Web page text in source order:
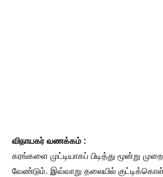
விநாயகர் வணக்கம் :
கரங்களை முட்டியாகப் பிடித்து மூன்று
வேண்டும். இவ்வாறு தலையில்